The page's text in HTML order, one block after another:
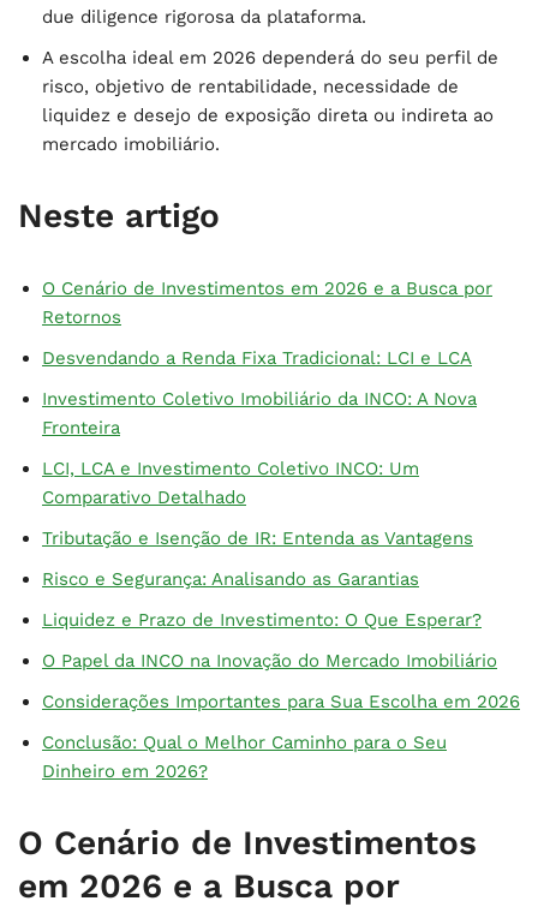
due diligence rigorosa da plataforma.
A escolha ideal em 2026 dependerá do seu perfil de
risco, objetivo de rentabilidade, necessidade de
liquidez e desejo de exposição direta ou indireta ao
mercado imobiliário.
Neste artigo
O Cenário de Investimentos em 2026 e a Busca por
Retornos
Desvendando a Renda Fixa Tradicional: LCI e LCA
Investimento Coletivo Imobiliário da INCO: A Nova
Fronteira
LCI, LCA e Investimento Coletivo INCO: Um
Comparativo Detalhado
Tributação e Isenção de IR: Entenda as Vantagens
Risco e Segurança: Analisando as Garantias
Liquidez e Prazo de Investimento: O Que Esperar?
O Papel da INCO na Inovação do Mercado Imobiliário
Considerações Importantes para Sua Escolha em 2026
Conclusão: Qual o Melhor Caminho para o Seu
Dinheiro em 2026?
O Cenário de Investimentos
em 2026 e a Busca por